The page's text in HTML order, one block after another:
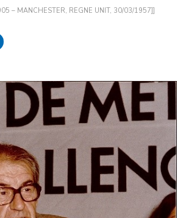
– MANCHESTER, REGNE UNIT, 30/03/1957]]